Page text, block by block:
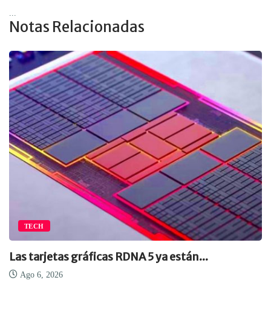
Notas Relacionadas
TECH
Las tarjetas gráficas RDNA 5 ya están...
Ago 6, 2026